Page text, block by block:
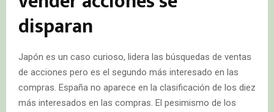
disparan
Japón es un caso curioso, lidera las búsquedas de ventas
de acciones pero es el segundo más interesado en las
compras. España no aparece en la clasificación de los diez
más interesados en las compras. El pesimismo de los